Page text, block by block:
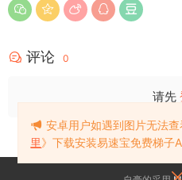
评论 0
请先
安卓用户如遇到图片无法
里》下载安装易速宝免费梯子